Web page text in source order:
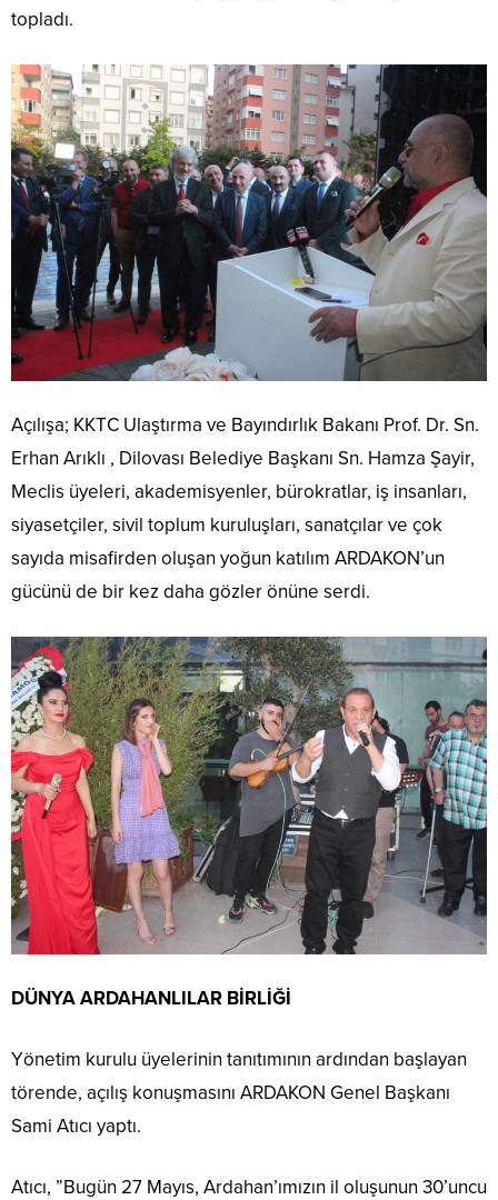
topladı.
Açılışa; KKTC Ulaştırma ve Bayındırlık Bakanı Prof. Dr. Sn.
Erhan Arıklı , Dilovası Belediye Başkanı Sn. Hamza Şayir,
Meclis üyeleri, akademisyenler, bürokratlar, iş insanları,
siyasetçiler, sivil toplum kuruluşları, sanatçılar ve çok
sayıda misafirden oluşan yoğun katılım ARDAKON’un
gücünü de bir kez daha gözler önüne serdi.
DÜNYA ARDAHANLILAR BİRLİĞİ
Yönetim kurulu üyelerinin tanıtımının ardından başlayan
törende, açılış konuşmasını ARDAKON Genel Başkanı
Sami Atıcı yaptı.
Atıcı, ”Bugün 27 Mayıs, Ardahan’ımızın il oluşunun 30’uncu